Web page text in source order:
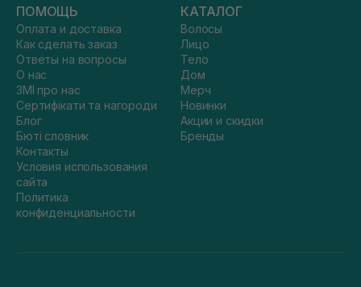
ПОМОЩЬ
Оплата и доставка
Как сделать заказ
Ответы на вопросы
О нас
ЗМІ про нас
Сертифікати та нагороди
Блог
Бюті словник
Контакты
Условия использования
сайта
Политика
конфиденциальности
КАТАЛОГ
Волосы
Лицо
Тело
Дом
Мерч
Новинки
Акции и скидки
Бренды